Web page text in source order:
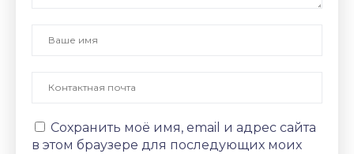
Сохранить моё имя, email и адрес сайта
в этом браузере для последующих моих